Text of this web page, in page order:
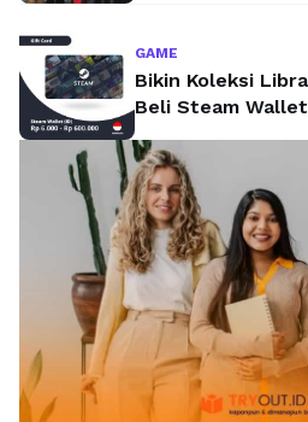
GAME
Bikin Koleksi
Beli Steam Wallet